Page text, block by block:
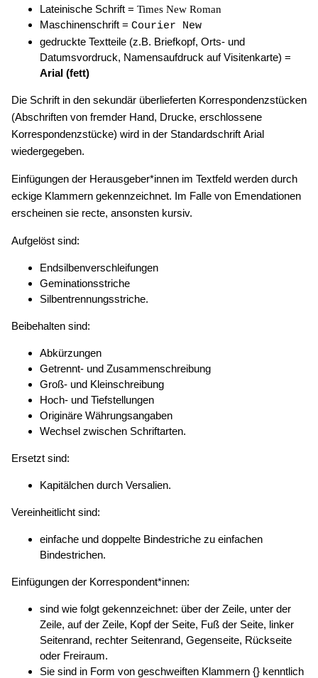
Lateinische Schrift = Times New Roman
Maschinenschrift = Courier New
gedruckte Textteile (z.B. Briefkopf, Orts- und
Datumsvordruck, Namensaufdruck auf Visitenkarte) =
Arial (fett)
Die Schrift in den sekundär überlieferten Korrespondenzstücken
(Abschriften von fremder Hand, Drucke, erschlossene
Korrespondenzstücke) wird in der Standardschrift Arial
wiedergegeben.
Einfügungen der Herausgeber*innen im Textfeld werden durch
eckige Klammern gekennzeichnet. Im Falle von Emendationen
erscheinen sie recte, ansonsten kursiv.
Aufgelöst sind:
Endsilbenverschleifungen
Geminationsstriche
Silbentrennungsstriche.
Beibehalten sind:
Abkürzungen
Getrennt- und Zusammenschreibung
Groß- und Kleinschreibung
Hoch- und Tiefstellungen
Originäre Währungsangaben
Wechsel zwischen Schriftarten.
Ersetzt sind:
Kapitälchen durch Versalien.
Vereinheitlicht sind:
einfache und doppelte Bindestriche zu einfachen
Bindestrichen.
Einfügungen der Korrespondent*innen:
sind wie folgt gekennzeichnet: über der Zeile, unter der
Zeile, auf der Zeile, Kopf der Seite, Fuß der Seite, linker
Seitenrand, rechter Seitenrand, Gegenseite, Rückseite
oder Freiraum.
Sie sind in Form von geschweiften Klammern {} kenntlich